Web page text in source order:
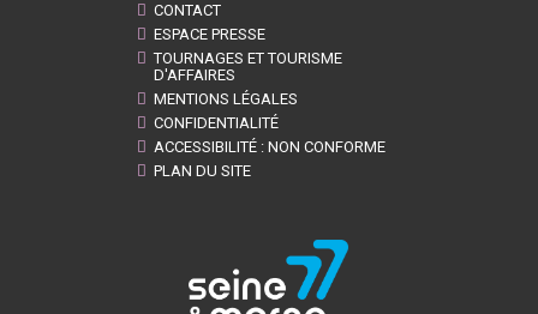
CONTACT
ESPACE PRESSE
TOURNAGES ET TOURISME
D'AFFAIRES
MENTIONS LÉGALES
CONFIDENTIALITÉ
ACCESSIBILITÉ : NON CONFORME
PLAN DU SITE